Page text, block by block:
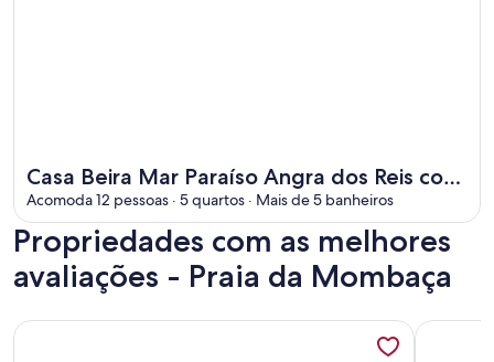
Casa Beira Mar Paraíso Angra dos Reis com
piscina, deck e muito mais!
Acomoda 12 pessoas · 5 quartos · Mais de 5 banheiros
Propriedades com as melhores
avaliações - Praia da Mombaça
Mais informações sobre Casa de praia Garatucaia Mais